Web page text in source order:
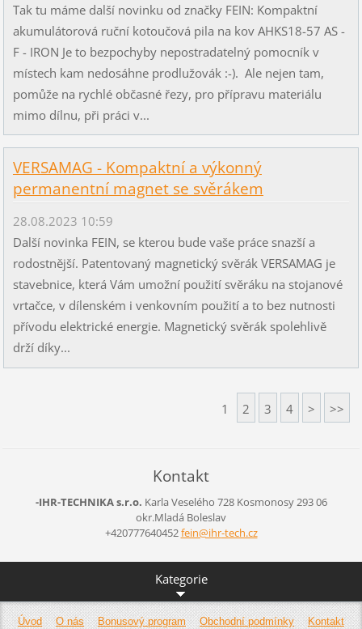
Tak tu máme další novinku od značky FEIN: Kompaktní
akumulátorová ruční kotoučová pila na kov AHKS18-57 AS -
F - IRON Je to bezpochyby nepostradatelný pomocník v
místech kam nedosáhne prodlužovák :-). Ale nejen tam,
pomůže na rychlé občasné řezy, pro přípravu materiálu
mimo dílnu, při práci v...
VERSAMAG - Kompaktní a výkonný
permanentní magnet se svěrákem
28.08.2023 10:59
Další novinka FEIN, se kterou bude vaše práce snazší a
rodostnější. Patentovaný magnetický svěrák VERSAMAG je
stavebnice, která Vám umožní použití svěráku na stojanové
vrtačce, v dílenském i venkovním použití a to bez nutnosti
přívodu elektrické energie. Magnetický svěrák spolehlivě
drží díky...
1 2 3 4 > >>
Kontakt
-IHR-TECHNIKA s.r.o. Karla Veselého 728Kosmonosy293 06
okr.Mladá Boleslav
+420777640452fein@ihr-tech.cz
Kategorie
Úvod O nás Bonusový program Obchodní podmínky Kontakt